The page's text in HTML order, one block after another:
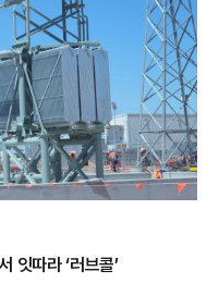
잇따라 ‘러브콜’